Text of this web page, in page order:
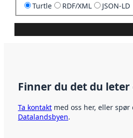
Turtle RDF/XML JSON-LD
Finner du det du
Ta kontakt med oss her, eller spør
Datalandsbyen.